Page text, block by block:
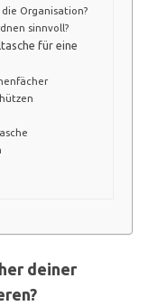
Organisation?
sinnvoll?
für eine
deiner